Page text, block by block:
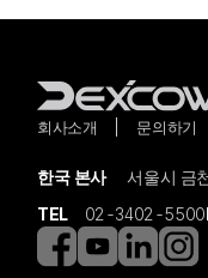
회사소개 문의하기
한국 본사
서울시 금
TEL
02-3402-5500